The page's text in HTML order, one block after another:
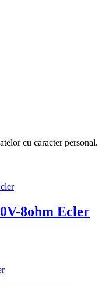
cu caracter personal.
8ohm Ecler